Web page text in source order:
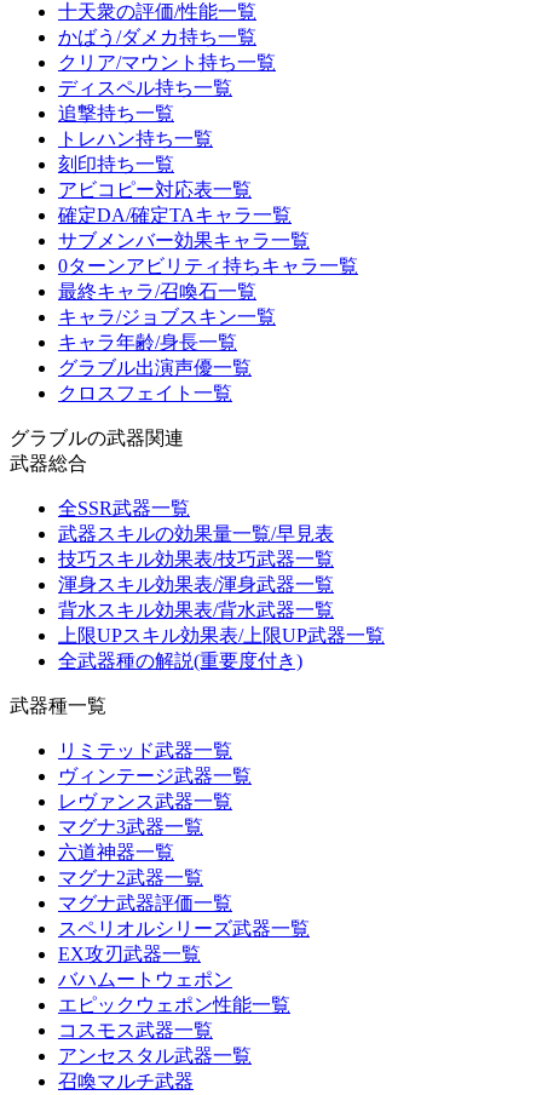
十天衆の評価/性能一覧
かばう/ダメカ持ち一覧
クリア/マウント持ち一覧
ディスペル持ち一覧
追撃持ち一覧
トレハン持ち一覧
刻印持ち一覧
アビコピー対応表一覧
確定DA/確定TAキャラ一覧
サブメンバー効果キャラ一覧
0ターンアビリティ持ちキャラ一覧
最終キャラ/召喚石一覧
キャラ/ジョブスキン一覧
キャラ年齢/身長一覧
グラブル出演声優一覧
クロスフェイト一覧
グラブルの武器関連
武器総合
全SSR武器一覧
武器スキルの効果量一覧/早見表
技巧スキル効果表/技巧武器一覧
渾身スキル効果表/渾身武器一覧
背水スキル効果表/背水武器一覧
上限UPスキル効果表/上限UP武器一覧
全武器種の解説(重要度付き)
武器種一覧
リミテッド武器一覧
ヴィンテージ武器一覧
レヴァンス武器一覧
マグナ3武器一覧
六道神器一覧
マグナ2武器一覧
マグナ武器評価一覧
スペリオルシリーズ武器一覧
EX攻刃武器一覧
バハムートウェポン
エピックウェポン性能一覧
コスモス武器一覧
アンセスタル武器一覧
召喚マルチ武器